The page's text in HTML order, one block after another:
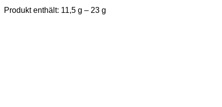
Produkt enthält: 11,5 g – 23 g